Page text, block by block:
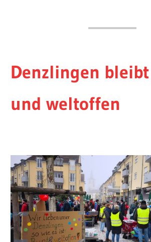
Denzlingen
und weltoffen